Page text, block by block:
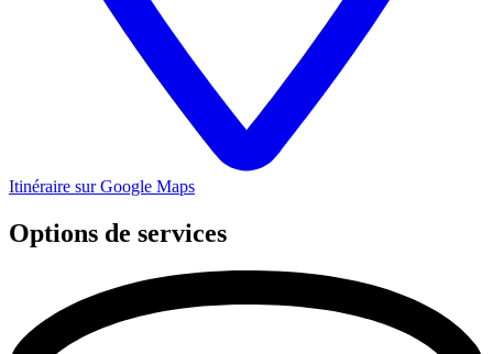
Itinéraire sur Google Maps
Options de services